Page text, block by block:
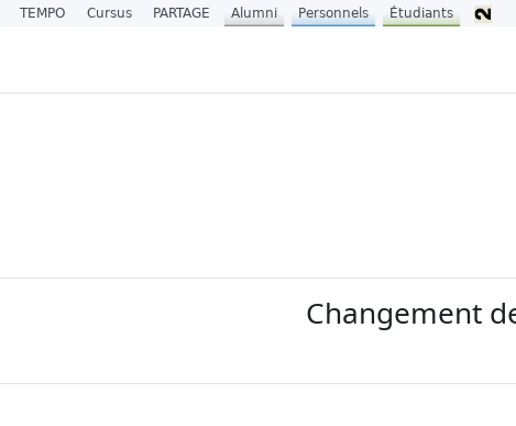
Changement
Étudiants
Personnels
Alumni
PARTAGE
Cursus
TEMPO